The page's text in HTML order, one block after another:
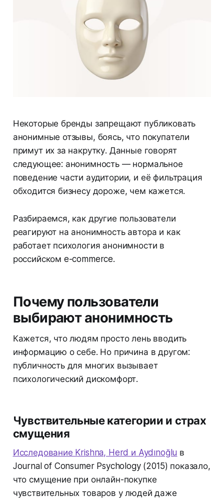
Некоторые бренды запрещают публиковать
анонимные отзывы, боясь, что покупатели
примут их за накрутку. Данные говорят
следующее: анонимность — нормальное
поведение части аудитории, и её фильтрация
обходится бизнесу дороже, чем кажется.
Разбираемся, как другие пользователи
реагируют на анонимность автора и как
работает психология анонимности в
российском e-commerce.
Почему пользователи
выбирают анонимность
Кажется, что людям просто лень вводить
информацию о себе. Но причина в другом:
публичность для многих вызывает
психологический дискомфорт.
Чувствительные категории и страх
смущения
Исследование Krishna, Herd и Aydınoğlu в
Journal of Consumer Psychology (2015) показало,
что смущение при онлайн-покупке
чувствительных товаров у людей даже